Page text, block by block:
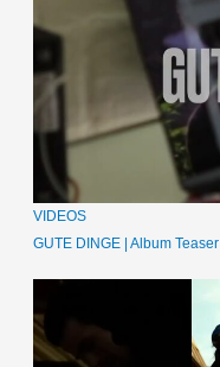
VIDEOS
GUTE DINGE | Album Teaser